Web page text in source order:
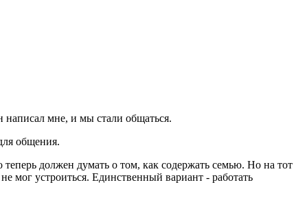
написал мне, и мы стали общаться.
общения.
должен думать о том, как содержать семью. Но на тот
мог устроиться. Единственный вариант - работать